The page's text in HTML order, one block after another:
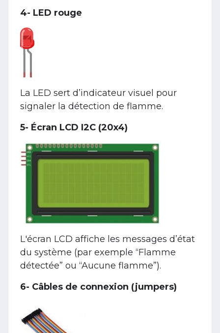
4- LED rouge
La LED sert d’indicateur visuel pour
signaler la détection de flamme.
5- Écran LCD I2C (20x4)
L'écran LCD affiche les messages d’état
du système (par exemple “Flamme
détectée” ou “Aucune flamme”).
6- Câbles de connexion (jumpers)